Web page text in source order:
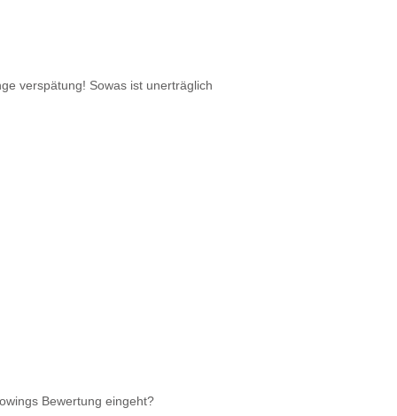
verspätung! Sowas ist unerträglich
Bewertung eingeht?